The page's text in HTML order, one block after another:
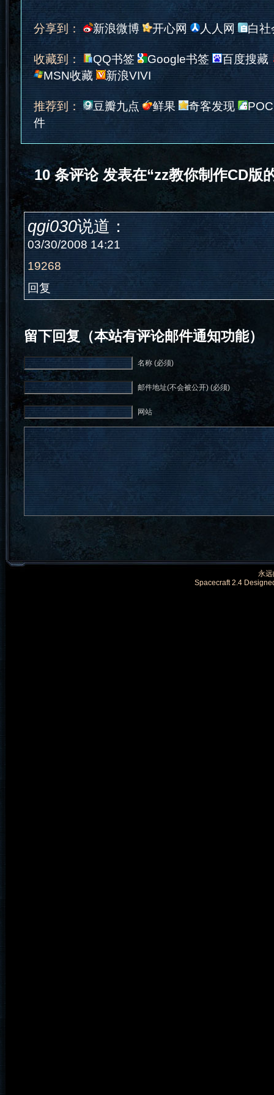
分享到： 新浪微博 开心网 人人网 白社
收藏到： QQ书签 Google书签
百度搜藏
MSN收藏
新浪VIVI
推荐到： 豆瓣九点 鲜果 奇客发现
件
10 条评论 发表在“zz教你制作CD版
qgi030说道：
03/30/2008 14:21
19268
回复
留下回复（本站有评论邮件通知功能）
名称 (必须)
邮件地址(不会被公开) (必须)
网站
永
Spacecraft 2.4